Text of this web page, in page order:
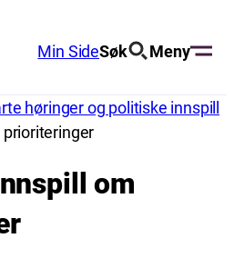
Min SideSøk Meny
høringer og politiske innspill
prioriteringer
om